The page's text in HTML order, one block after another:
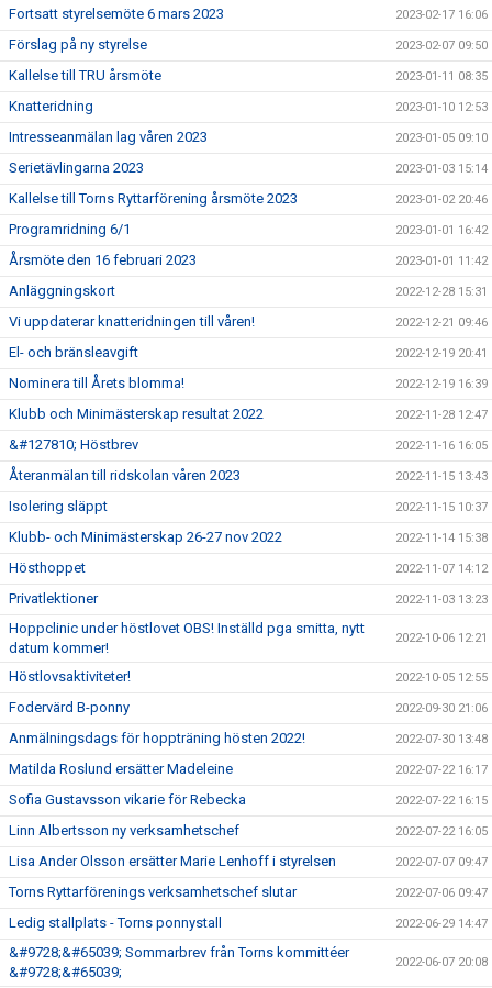
Fortsatt styrelsemöte 6 mars 2023 2023-02-17 16:06
Förslag på ny styrelse 2023-02-07 09:50
Kallelse till TRU årsmöte 2023-01-11 08:35
Knatteridning 2023-01-10 12:53
Intresseanmälan lag våren 2023 2023-01-05 09:10
Serietävlingarna 2023 2023-01-03 15:14
Kallelse till Torns Ryttarförening årsmöte 2023 2023-01-02 20:46
Programridning 6/1 2023-01-01 16:42
Årsmöte den 16 februari 2023 2023-01-01 11:42
Anläggningskort 2022-12-28 15:31
Vi uppdaterar knatteridningen till våren! 2022-12-21 09:46
El- och bränsleavgift 2022-12-19 20:41
Nominera till Årets blomma! 2022-12-19 16:39
Klubb och Minimästerskap resultat 2022 2022-11-28 12:47
&#127810; Höstbrev 2022-11-16 16:05
Återanmälan till ridskolan våren 2023 2022-11-15 13:43
Isolering släppt 2022-11-15 10:37
Klubb- och Minimästerskap 26-27 nov 2022 2022-11-14 15:38
Hösthoppet 2022-11-07 14:12
Privatlektioner 2022-11-03 13:23
Hoppclinic under höstlovet OBS! Inställd pga smitta, nytt
datum kommer!
2022-10-06 12:21
Höstlovsaktiviteter! 2022-10-05 12:55
Fodervärd B-ponny 2022-09-30 21:06
Anmälningsdags för hoppträning hösten 2022! 2022-07-30 13:48
Matilda Roslund ersätter Madeleine 2022-07-22 16:17
Sofia Gustavsson vikarie för Rebecka 2022-07-22 16:15
Linn Albertsson ny verksamhetschef 2022-07-22 16:05
Lisa Ander Olsson ersätter Marie Lenhoff i styrelsen 2022-07-07 09:47
Torns Ryttarförenings verksamhetschef slutar 2022-07-06 09:47
Ledig stallplats - Torns ponnystall 2022-06-29 14:47
&#9728;&#65039; Sommarbrev från Torns kommittéer
&#9728;&#65039;
2022-06-07 20:08